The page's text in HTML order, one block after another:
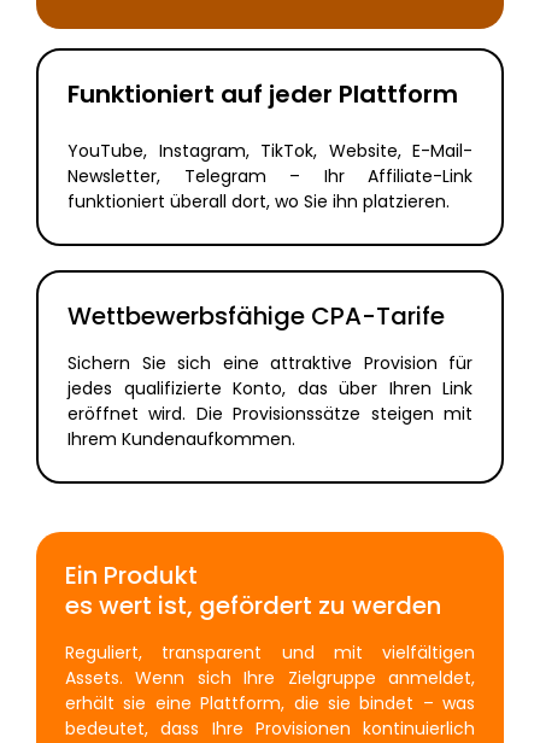
Funktioniert auf jeder Plattform
YouTube, Instagram, TikTok, Website, E-Mail-
Newsletter, Telegram – Ihr Affiliate-Link
funktioniert überall dort, wo Sie ihn platzieren.
Wettbewerbsfähige CPA-Tarife
Sichern Sie sich eine attraktive Provision für
jedes qualifizierte Konto, das über Ihren Link
eröffnet wird. Die Provisionssätze steigen mit
Ihrem Kundenaufkommen.
Ein Produkt
es wert ist, gefördert zu werden
Reguliert, transparent und mit vielfältigen
Assets. Wenn sich Ihre Zielgruppe anmeldet,
erhält sie eine Plattform, die sie bindet – was
bedeutet, dass Ihre Provisionen kontinuierlich